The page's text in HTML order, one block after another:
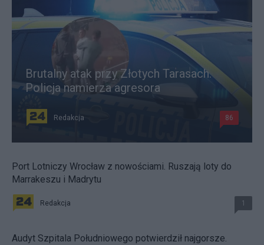
Brutalny atak przy Złotych Tarasach.
Policja namierza agresora
Redakcja 86
Port Lotniczy Wrocław z nowościami. Ruszają loty do
Marrakeszu i Madrytu
Redakcja 1
Audyt Szpitala Południowego potwierdził najgorsze.